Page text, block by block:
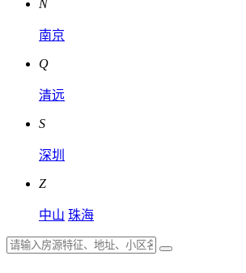
N
南京
Q
清远
S
深圳
Z
中山 珠海